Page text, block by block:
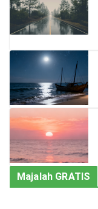
Majalah GRATIS